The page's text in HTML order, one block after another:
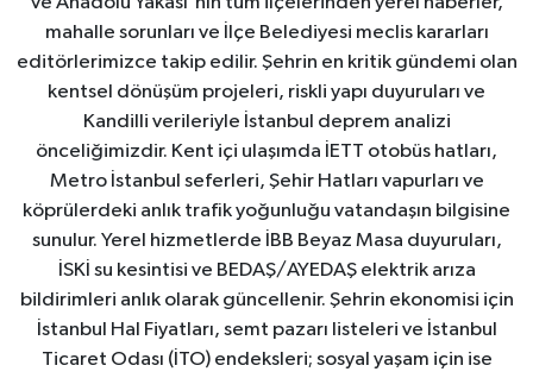
mahalle sorunları ve İlçe Belediyesi meclis kararları
editörlerimizce takip edilir. Şehrin en kritik gündemi olan
kentsel dönüşüm projeleri, riskli yapı duyuruları ve
Kandilli verileriyle İstanbul deprem analizi
önceliğimizdir. Kent içi ulaşımda İETT otobüs hatları,
Metro İstanbul seferleri, Şehir Hatları vapurları ve
köprülerdeki anlık trafik yoğunluğu vatandaşın bilgisine
sunulur. Yerel hizmetlerde İBB Beyaz Masa duyuruları,
İSKİ su kesintisi ve BEDAŞ/AYEDAŞ elektrik arıza
bildirimleri anlık olarak güncellenir. Şehrin ekonomisi için
İstanbul Hal Fiyatları, semt pazarı listeleri ve İstanbul
Ticaret Odası (İTO) endeksleri; sosyal yaşam için ise